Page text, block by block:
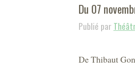
Du 07
Publié par
De Thibaut